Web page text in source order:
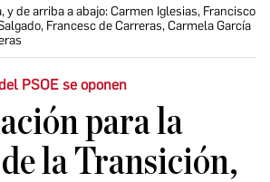
y de arriba a abajo: Carmen Iglesias, Francisco
Francesc de Carreras, Carmela García
PSOE se oponen
para la
la Transición,